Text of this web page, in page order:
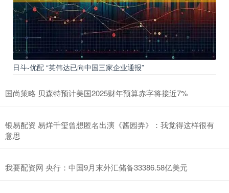
日斗-优配 “英伟达已向中国三家企业通报”
国尚策略 贝森特预计美国2025财年预算赤字将接近7%
银易配资 易烊千玺曾想匿名出演《酱园弄》：我觉得这样很有
意思
我要配资网 央行：中国9月末外汇储备33386.58亿美元